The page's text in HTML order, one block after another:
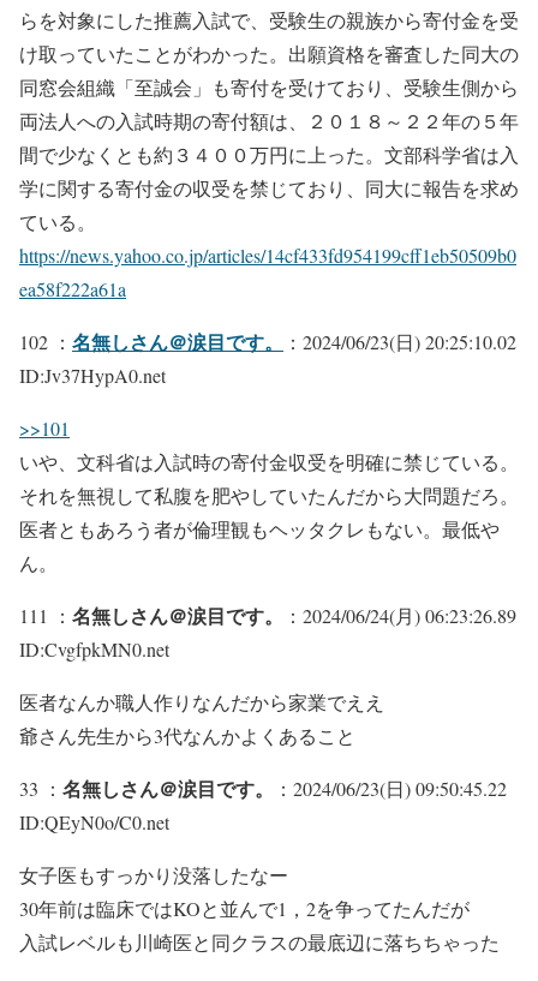
らを対象にした推薦入試で、受験生の親族から寄付金を受
け取っていたことがわかった。出願資格を審査した同大の
同窓会組織「至誠会」も寄付を受けており、受験生側から
両法人への入試時期の寄付額は、２０１８～２２年の５年
間で少なくとも約３４００万円に上った。文部科学省は入
学に関する寄付金の収受を禁じており、同大に報告を求め
ている。
https://news.yahoo.co.jp/articles/14cf433fd954199cff1eb50509b0
ea58f222a61a
102 ： 名無しさん＠涙目です。
：2024/06/23(日) 20:25:10.02
ID:Jv37HypA0.net
>>101
いや、文科省は入試時の寄付金収受を明確に禁じている。
それを無視して私腹を肥やしていたんだから大問題だろ。
医者ともあろう者が倫理観もヘッタクレもない。最低や
ん。
111 ： 名無しさん＠涙目です。
：2024/06/24(月) 06:23:26.89
ID:CvgfpkMN0.net
医者なんか職人作りなんだから家業でええ
爺さん先生から3代なんかよくあること
33 ： 名無しさん＠涙目です。
：2024/06/23(日) 09:50:45.22
ID:QEyN0o/C0.net
女子医もすっかり没落したなー
30年前は臨床ではKOと並んで1，2を争ってたんだが
入試レベルも川崎医と同クラスの最底辺に落ちちゃった